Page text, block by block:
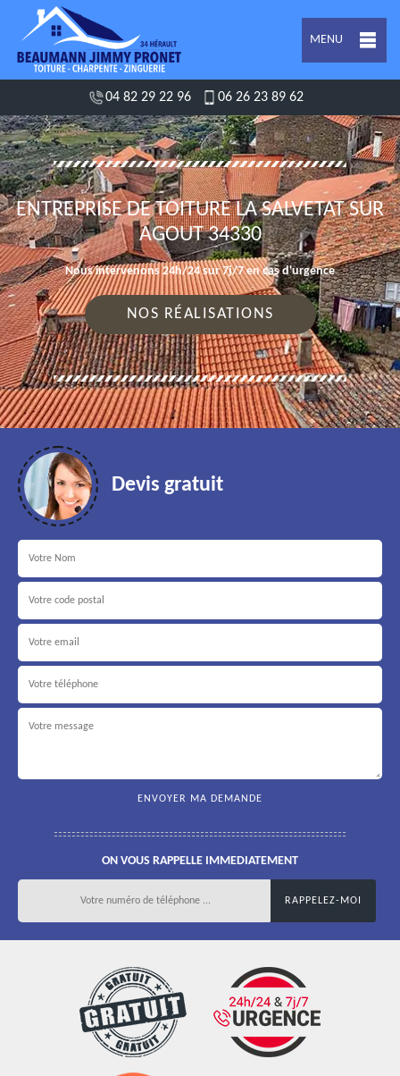
MENU
04 82 29 22 96 06 26 23 89 62
ENTREPRISE DE TOITURE LA SALVETAT SUR
AGOUT 34330
Nous intervenons 24h/24 sur 7j/7 en cas d'urgence
NOS RÉALISATIONS
Devis gratuit
ON VOUS RAPPELLE IMMEDIATEMENT